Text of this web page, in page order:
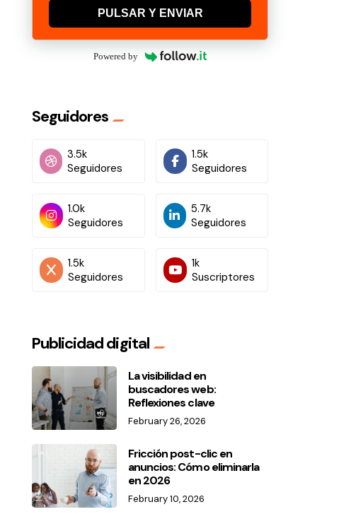
PULSAR Y ENVIAR
Powered by
Seguidores
3.5k
Seguidores
1.5k
Seguidores
1.0k
Seguidores
5.7k
Seguidores
1.5k
Seguidores
1k
Suscriptores
Publicidad digital
La visibilidad en
buscadores web:
Reflexiones clave
February 26, 2026
Fricción post-clic en
anuncios: Cómo eliminarla
en 2026
February 10, 2026